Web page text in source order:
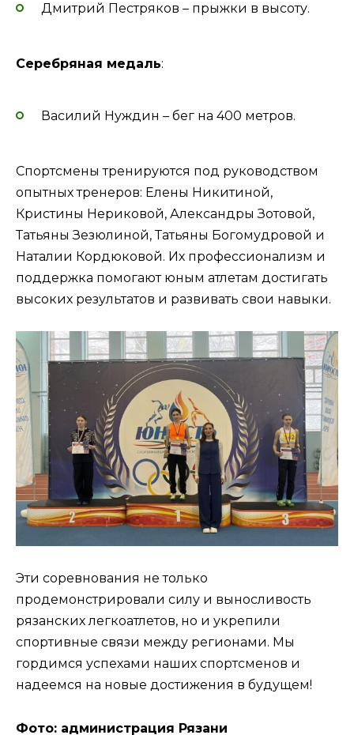
Дмитрий Пестряков – прыжки в высоту.
Серебряная медаль:
Василий Нуждин – бег на 400 метров.
Спортсмены тренируются под руководством
опытных тренеров: Елены Никитиной,
Кристины Нериковой, Александры Зотовой,
Татьяны Зезюлиной, Татьяны Богомудровой и
Наталии Кордюковой. Их профессионализм и
поддержка помогают юным атлетам достигать
высоких результатов и развивать свои навыки.
Эти соревнования не только
продемонстрировали силу и выносливость
рязанских легкоатлетов, но и укрепили
спортивные связи между регионами. Мы
гордимся успехами наших спортсменов и
надеемся на новые достижения в будущем!
Фото: администрация Рязани